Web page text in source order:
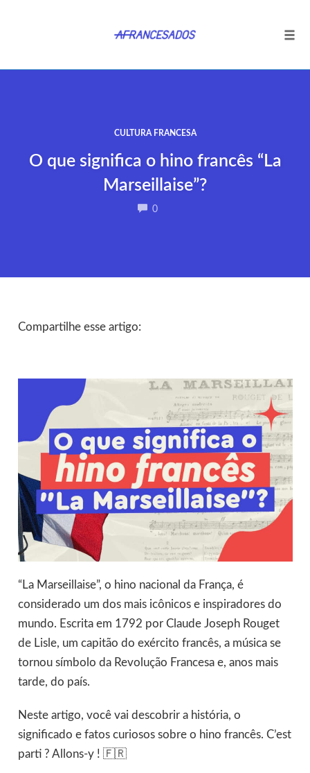
CULTURA FRANCESA
O que significa o hino francês “La
Marseillaise”?
0COMMENTS
Compartilhe esse artigo:
“La Marseillaise”, o hino nacional da França, é
considerado um dos mais icônicos e inspiradores do
mundo. Escrita em 1792 por Claude Joseph Rouget
de Lisle, um capitão do exército francês, a música se
tornou símbolo da Revolução Francesa e, anos mais
tarde, do país.
Neste artigo, você vai descobrir a história, o
significado e fatos curiosos sobre o hino francês. C’est
parti ? Allons-y ! 🇫🇷